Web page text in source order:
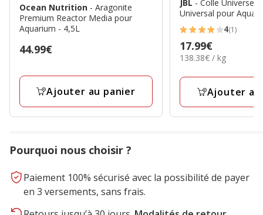
Ocean Nutrition - Aragonite
Premium Reactor Media pour
Aquarium - 4,5L
Prix
44.99€
Ajouter au panier
JBL - Colle
Universal pour
4
étoiles
avec
1
4(1)
Prix
17.99€
17.99€
138.38€
Kg
138.38€ / kg
Ajouter
Pourquoi nous choisir ?
Paiement 100% sécurisé avec la possibilité de payer
en 3 versements, sans frais.